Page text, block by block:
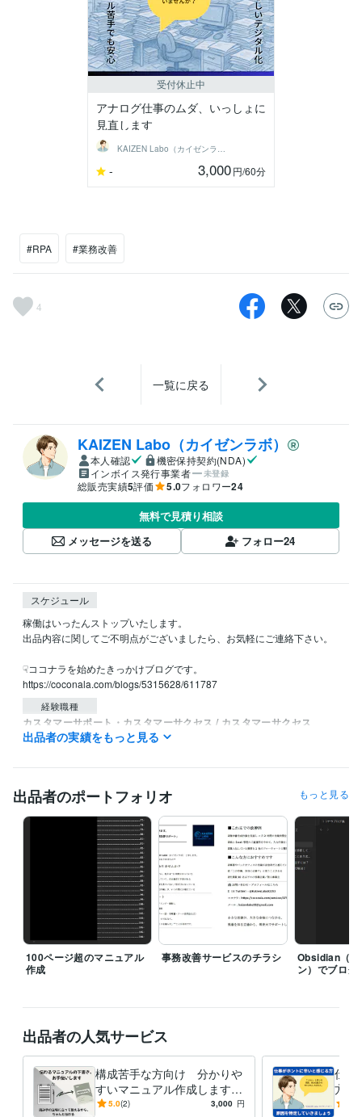
受付休止中
アナログ仕事のムダ、いっしょに
見直します
KAIZEN Labo（カイゼンラボ）
- 3,000円/60分
#RPA #業務改善
4
一覧に戻る
KAIZEN Labo（カイゼンラボ）
本人確認
機密保持契約(NDA)
インボイス発行事業者
未登録
総販売実績5評価 5.0フォロワー24
無料で見積り相談
メッセージを送る
フォロー24
スケジュール
稼働はいったんストップいたします。
出品内容に関してご不明点がございましたら、お気軽にご連絡下さい。
☟ココナラを始めたきっかけブログです。
https://coconala.com/blogs/5315628/611787
経験職種
カスタマーサポート・カスタマーサクセス / カスタマーサクセス
コンサルタント / 業務プロセスコンサルタント
管理 / 管理会計 経験年数 : 12年
事務・ビジネスサポート / 事務（一般事務）
受賞歴
ココナラブログ開始 ココナラレギュラーランク達成 開始1か月半で
ブログ50記事到達
日商簿記検定2級 取得年 : 2009年
普通自動車第一種運転免許 取得年 : 2006年
取得年 : 2008年
プログラミング言語・フレームワーク
JavaScript:3年
Google ドキュメント:1年 PowerPoint:3年
SAP:1年 勘定奉行:4年 弥生会計:2年
DALL-E:1年CapCut:1年 Power Automate:2年
その他ツール
C言語:0年
出品者の実績をもっと見る
出品者のポートフォリオ もっと見る
100ページ超のマニュアル
作成
事務改善サービスのチラシ
Obsidian（
ン）でブログ
出品者の人気サービス
構成苦手な方向け 分かりや
すいマニュアル作成します
画像付きでイメージしやすい
5.0(2) 3,000 円
仕事
方、
心が